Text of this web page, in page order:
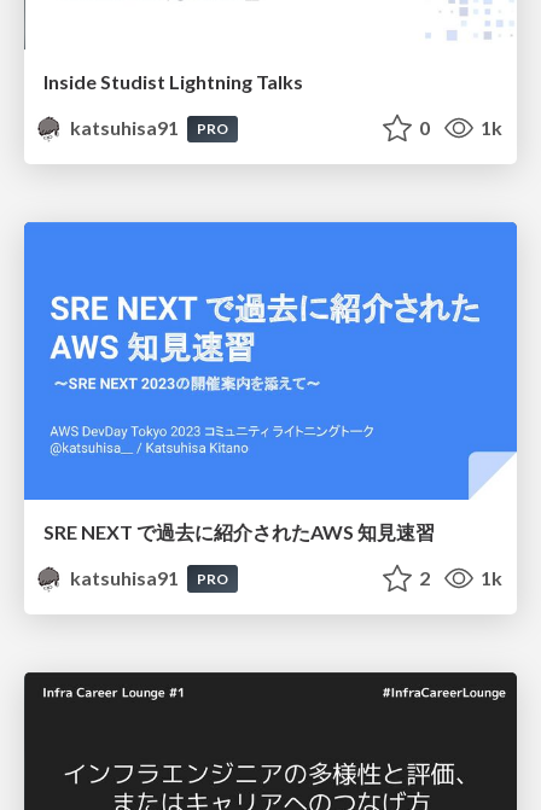
Inside Studist Lightning Talks
katsuhisa91
PRO 0 1k
SRE NEXT で過去に紹介された AWS 知見速習
katsuhisa91
PRO 2 1k